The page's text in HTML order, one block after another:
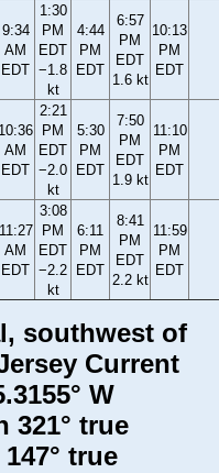
9:34
AM
EDT
1:30
PM
EDT
−1.8
kt
4:44
PM
EDT
6:57
PM
EDT
1.6 kt
10:13
PM
EDT
10:36
AM
EDT
2:21
PM
EDT
−2.0
kt
5:30
PM
EDT
7:50
PM
EDT
1.9 kt
11:10
PM
EDT
11:27
AM
EDT
3:08
PM
EDT
−2.2
kt
6:11
PM
EDT
8:41
PM
EDT
2.2 kt
11:59
PM
EDT
southwest of
Current
W
321° true
true